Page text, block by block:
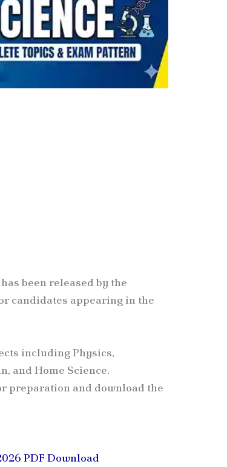
been released by the
candidates appearing in the
including Physics,
and Home Science.
preparation and download the
PDF Download